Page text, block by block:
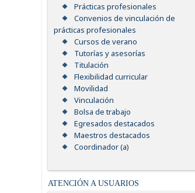
Prácticas profesionales
Convenios de vinculación de
prácticas profesionales
Cursos de verano
Tutorías y asesorías
Titulación
Flexibilidad curricular
Movilidad
Vinculación
Bolsa de trabajo
Egresados destacados
Maestros destacados
Coordinador (a)
ATENCIÓN A USUARIOS